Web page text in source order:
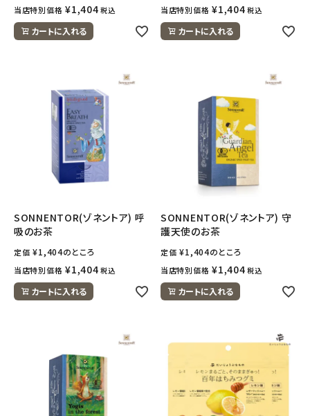
当店特別価格 ¥1,404 税込
カートに入れる
当店特別価格 ¥1,404 税込
カートに入れる
SONNENTOR(ゾネントア) 呼
吸のお茶
定価 ¥1,404のところ
当店特別価格 ¥1,404 税込
カートに入れる
SONNENTOR(ゾネントア) 守
護天使のお茶
定価 ¥1,404のところ
当店特別価格 ¥1,404 税込
カートに入れる